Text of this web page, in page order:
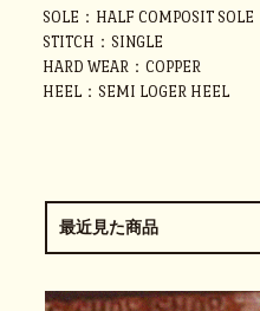
SOLE：HALF COMPOSIT SOLE
STITCH：SINGLE
HARD WEAR：COPPER
HEEL：SEMI LOGER HEEL
最近見た商品